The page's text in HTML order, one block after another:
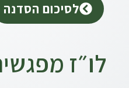
לסיכום הסדנה
לו״ז